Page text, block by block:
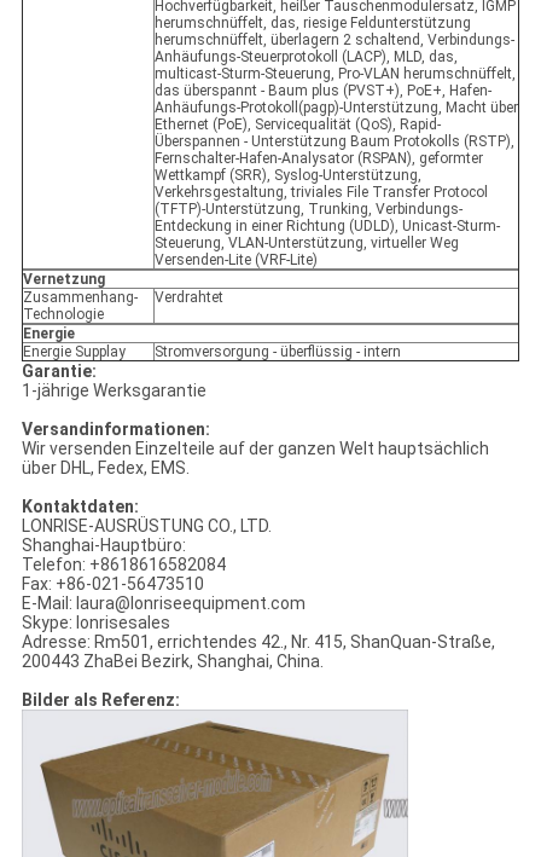
Hochverfügbarkeit, heißer Tauschenmodulersatz, IGMP
herumschnüffelt, das, riesige Feldunterstützung
herumschnüffelt, überlagern 2 schaltend, Verbindungs-
Anhäufungs-Steuerprotokoll (LACP), MLD, das,
multicast-Sturm-Steuerung, Pro-VLAN herumschnüffelt,
das überspannt - Baum plus (PVST+), PoE+, Hafen-
Anhäufungs-Protokoll(pagp)-Unterstützung, Macht über
Ethernet (PoE), Servicequalität (QoS), Rapid-
Überspannen - Unterstützung Baum Protokolls (RSTP),
Fernschalter-Hafen-Analysator (RSPAN), geformter
Wettkampf (SRR), Syslog-Unterstützung,
Verkehrsgestaltung, triviales File Transfer Protocol
(TFTP)-Unterstützung, Trunking, Verbindungs-
Entdeckung in einer Richtung (UDLD), Unicast-Sturm-
Steuerung, VLAN-Unterstützung, virtueller Weg
Versenden-Lite (VRF-Lite)
Vernetzung
Zusammenhang-
Technologie
Verdrahtet
Energie
Energie Supplay
Stromversorgung - überflüssig - intern
Garantie:
1-jährige Werksgarantie
Versandinformationen:
Wir versenden Einzelteile auf der ganzen Welt hauptsächlich
über DHL, Fedex, EMS.
Kontaktdaten:
LONRISE-AUSRÜSTUNG CO., LTD.
Shanghai-Hauptbüro:
Telefon: +8618616582084
Fax: +86-021-56473510
E-Mail: laura@lonriseequipment.com
Skype: lonrisesales
Adresse: Rm501, errichtendes 42., Nr. 415, ShanQuan-Straße,
200443 ZhaBei Bezirk, Shanghai, China.
Bilder als Referenz: